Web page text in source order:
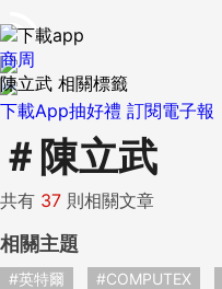
下載App抽好禮 訂閱電子報
商周
陳立武 相關標籤
＃ 陳立武
共有 37 則相關文章
相關主題
#英特爾 #COMPUTEX